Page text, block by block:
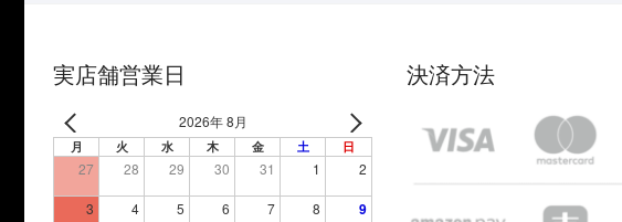
ョ
実店舗営業日
2026年 8月
月 火 水 木 金 土 日
27 28 29 30 31 1 2
3 4 5 6 7 8 9
決済方法